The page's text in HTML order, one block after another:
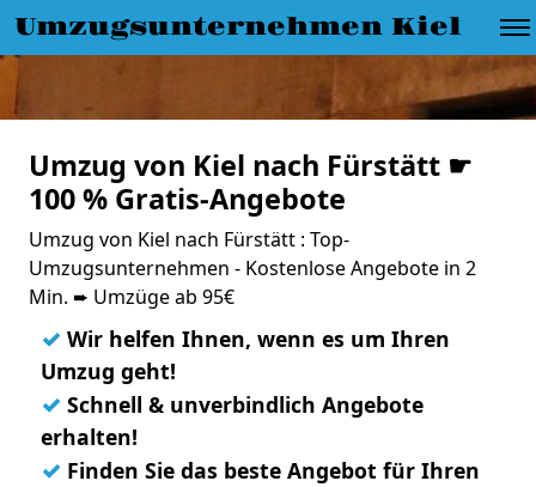
Umzugsunternehmen Kiel
Umzug von Kiel nach Fürstätt ☛
100 % Gratis-Angebote
Umzug von Kiel nach Fürstätt : Top-
Umzugsunternehmen - Kostenlose Angebote in 2
Min. ➨ Umzüge ab 95€
✓ Wir helfen Ihnen, wenn es um Ihren
Umzug geht!
✓ Schnell & unverbindlich Angebote
erhalten!
✓ Finden Sie das beste Angebot für Ihren